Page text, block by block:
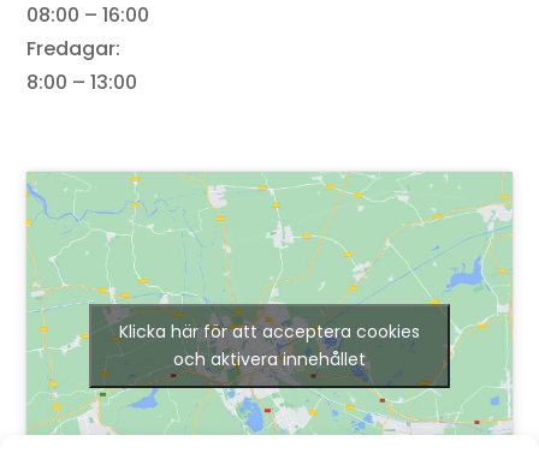
08:00 – 16:00
Fredagar:
8:00 – 13:00
Klicka här för att acceptera cookies
och aktivera innehållet